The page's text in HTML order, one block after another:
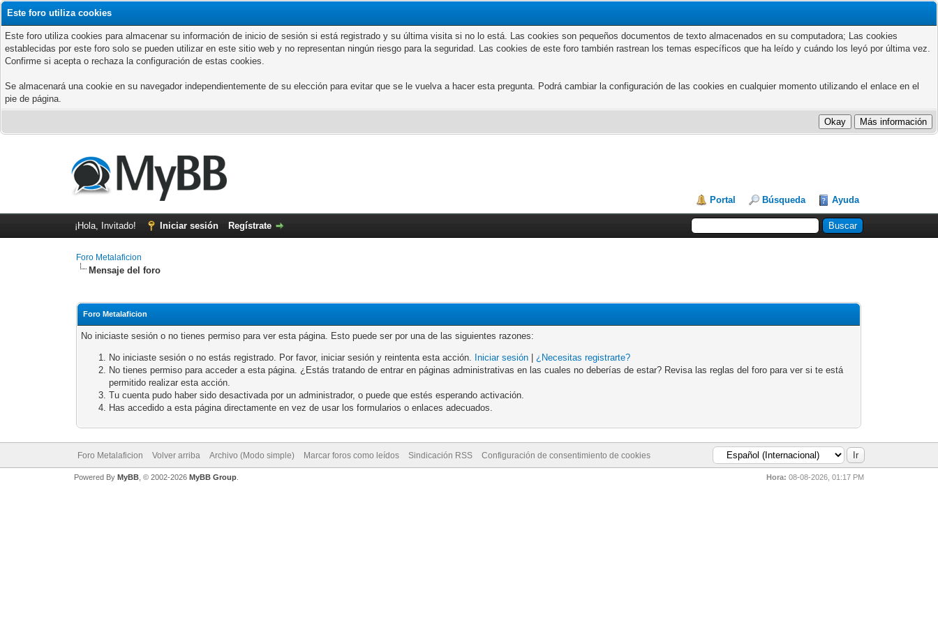
Este foro utiliza cookies
Este foro utiliza cookies para almacenar su información de inicio de sesión si está registrado y su última visita si no lo está. Las cookies son pequeños documentos de texto almacenados en su computadora; Las cookies
establecidas por este foro solo se pueden utilizar en este sitio web y no representan ningún riesgo para la seguridad. Las cookies de este foro también rastrean los temas específicos que ha leído y cuándo los leyó por última vez.
Confirme si acepta o rechaza la configuración de estas cookies.
Se almacenará una cookie en su navegador independientemente de su elección para evitar que se le vuelva a hacer esta pregunta. Podrá cambiar la configuración de las cookies en cualquier momento utilizando el enlace en el
pie de página.
Portal Búsqueda Ayuda
¡Hola, Invitado! Iniciar sesión Regístrate
Foro Metalaficion
Mensaje del foro
Foro Metalaficion
No iniciaste sesión o no tienes permiso para ver esta página. Esto puede ser por una de las siguientes razones:
No iniciaste sesión o no estás registrado. Por favor, iniciar sesión y reintenta esta acción. Iniciar sesión |¿Necesitas registrarte?
No tienes permiso para acceder a esta página. ¿Estás tratando de entrar en páginas administrativas en las cuales no deberías de estar? Revisa las reglas del foro para ver si te está
permitido realizar esta acción.
Tu cuenta pudo haber sido desactivada por un administrador, o puede que estés esperando activación.
Has accedido a esta página directamente en vez de usar los formularios o enlaces adecuados.
Foro Metalaficion Volver arriba Archivo (Modo simple) Marcar foros como leídos Sindicación RSS Configuración de consentimiento de cookies
Hora: 08-08-2026, 01:17 PM
Powered By MyBB, © 2002-2026 MyBB Group.